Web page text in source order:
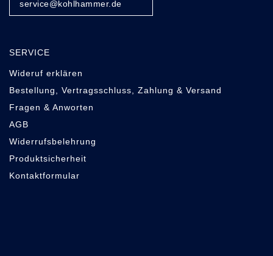
service@kohlhammer.de
SERVICE
Wideruf erklären
Bestellung, Vertragsschluss, Zahlung & Versand
Fragen & Anworten
AGB
Widerrufsbelehrung
Produktsicherheit
Kontaktformular